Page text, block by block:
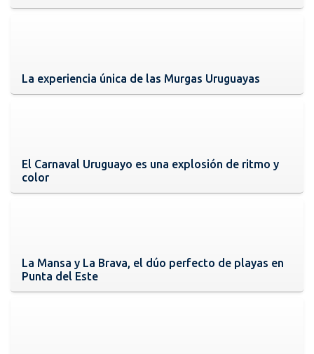
La experiencia única de las Murgas Uruguayas
El Carnaval Uruguayo es una explosión de ritmo y
color
La Mansa y La Brava, el dúo perfecto de playas en
Punta del Este